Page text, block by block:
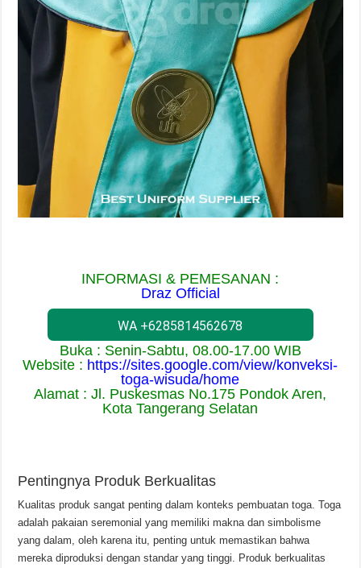
INFORMASI & PEMESANAN :
Draz Official
WA +6285814562678
Buka : Senin-Sabtu, 08.00-17.00 WIB
Website : https://sites.google.com/view/konveksi-
toga-wisuda/home
Alamat : Jl. Puskesmas No.175 Pondok Aren,
Kota Tangerang Selatan
Pentingnya Produk Berkualitas
Kualitas produk sangat penting dalam konteks pembuatan toga. Toga
adalah pakaian seremonial yang memiliki makna dan simbolisme
yang dalam, oleh karena itu, penting untuk memastikan bahwa
mereka diproduksi dengan standar yang tinggi. Produk berkualitas